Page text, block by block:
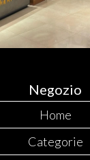
Negozio
Home
Categorie